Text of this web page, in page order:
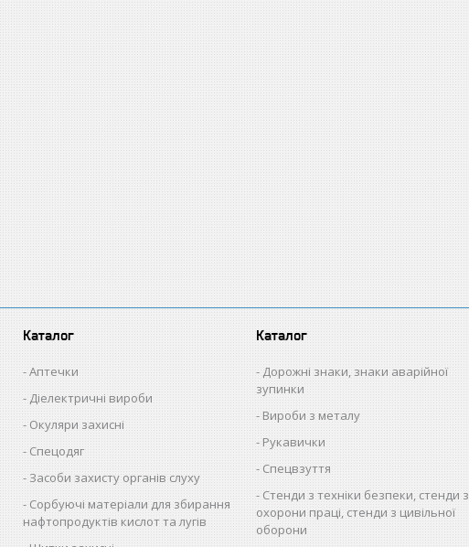
Каталог
Аптечки
Діелектричні вироби
Окуляри захисні
Спецодяг
Засоби захисту органів слуху
Сорбуючі матеріали для збирання
нафтопродуктів кислот та лугів
Каталог
Дорожні знаки, знаки аварійної
зупинки
Вироби з металу
Рукавички
Спецвзуття
Стенди з техніки безпеки, стенди з
охорони праці, стенди з цивільної
оборони